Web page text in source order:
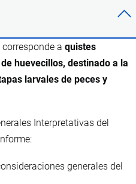
a quistes
huevecillos, destinado a la
larvales de peces y
Interpretativas del
generales del